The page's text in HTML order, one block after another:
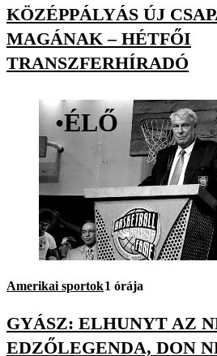
KÖZÉPPÁLYÁS ÚJ
MAGÁNAK – HÉTFŐI
TRANSZFERHÍRADÓ
•ÉLŐ
Amerikai sportok1 órája
GYÁSZ: ELHUNYT AZ
EDZŐLEGENDA, DON